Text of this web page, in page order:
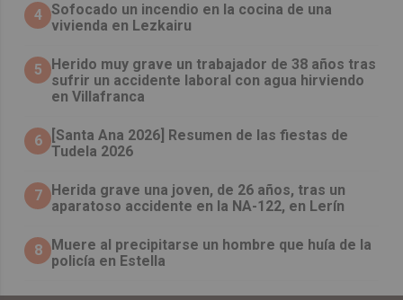
4 Sofocado un incendio en la cocina de una
vivienda en Lezkairu
5
Herido muy grave un trabajador de 38 años tras
sufrir un accidente laboral con agua hirviendo
en Villafranca
6
[Santa Ana 2026] Resumen de las fiestas de
Tudela 2026
7 Herida grave una joven, de 26 años, tras un
aparatoso accidente en la NA-122, en Lerín
8 Muere al precipitarse un hombre que huía de la
policía en Estella